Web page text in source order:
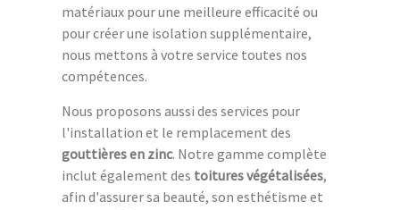
matériaux pour une meilleure efficacité ou
pour créer une isolation supplémentaire,
nous mettons à votre service toutes nos
compétences.
Nous proposons aussi des services pour
l'installation et le remplacement des
gouttières en zinc. Notre gamme complète
inclut également des toitures végétalisées,
afin d'assurer sa beauté, son esthétisme et